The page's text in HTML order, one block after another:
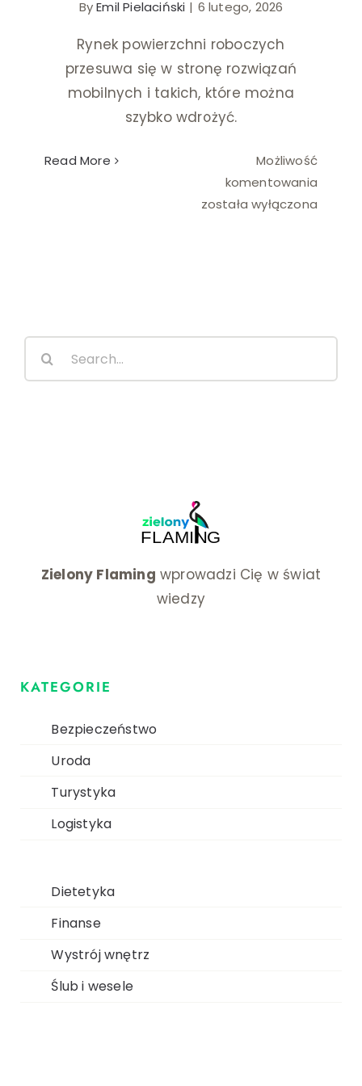
Wystrój wnętrz
ByEmil Pielaciński | 6 lutego, 2026
Rynek powierzchni roboczych
przesuwa się w stronę rozwiązań
mobilnych i takich, które można
szybko wdrożyć.
Read More
Możliwość
komentowania
została wyłączona
Zielony Flaming wprowadzi Cię w świat
wiedzy
KATEGORIE
Bezpieczeństwo
Uroda
Turystyka
Logistyka
Dietetyka
Finanse
Wystrój wnętrz
Ślub i wesele